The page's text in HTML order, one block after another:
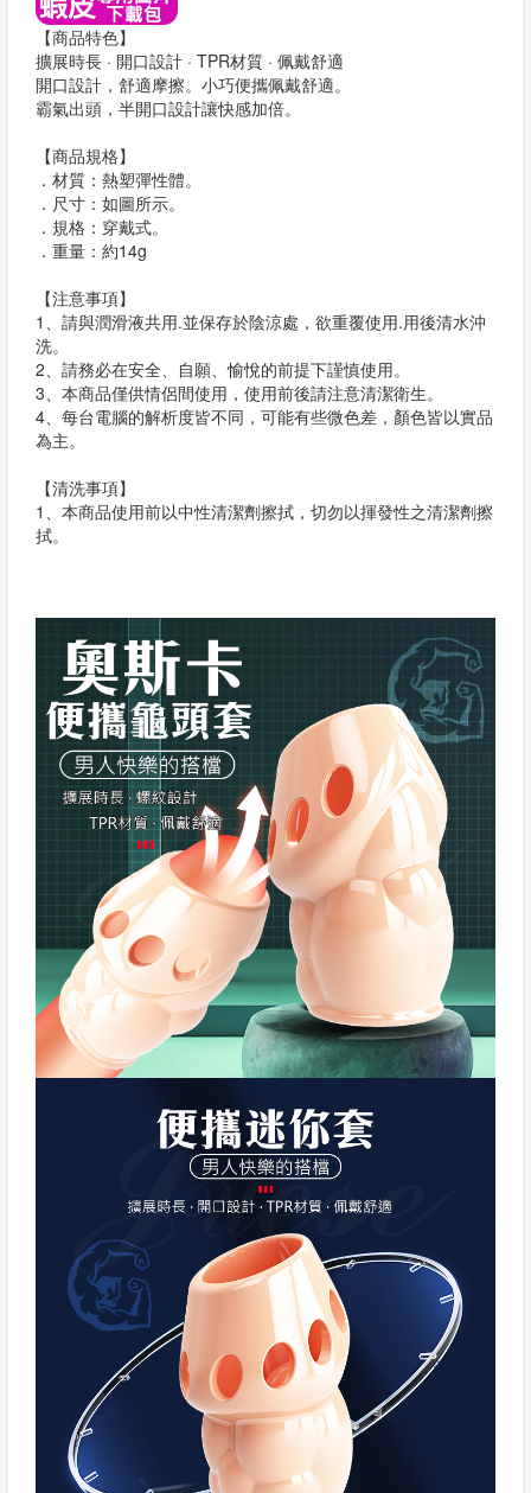
【商品特色】
擴展時長 · 開口設計 · TPR材質 · 佩戴舒適
開口設計，舒適摩擦。小巧便攜佩戴舒適。
霸氣出頭，半開口設計讓快感加倍。
【商品規格】
．材質：熱塑彈性體。
．尺寸：如圖所示。
．規格：穿戴式。
．重量：約14g
【注意事項】
1、請與潤滑液共用.並保存於陰涼處，欲重覆使用.用後清水沖
洗。
2、請務必在安全、自願、愉悅的前提下謹慎使用。
3、本商品僅供情侶間使用，使用前後請注意清潔衛生。
4、每台電腦的解析度皆不同，可能有些微色差，顏色皆以實品
為主。
【清洗事項】
1、本商品使用前以中性清潔劑擦拭，切勿以揮發性之清潔劑擦
拭。